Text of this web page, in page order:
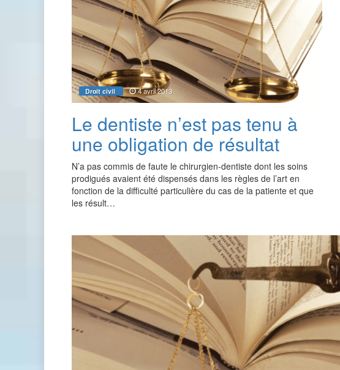
Droit civil 4 avril 2013
Le dentiste n’est pas tenu à
une obligation de résultat
N’a pas commis de faute le chirurgien-dentiste dont les soins
prodigués avaient été dispensés dans les règles de l’art en
fonction de la difficulté particulière du cas de la patiente et que
les résult…